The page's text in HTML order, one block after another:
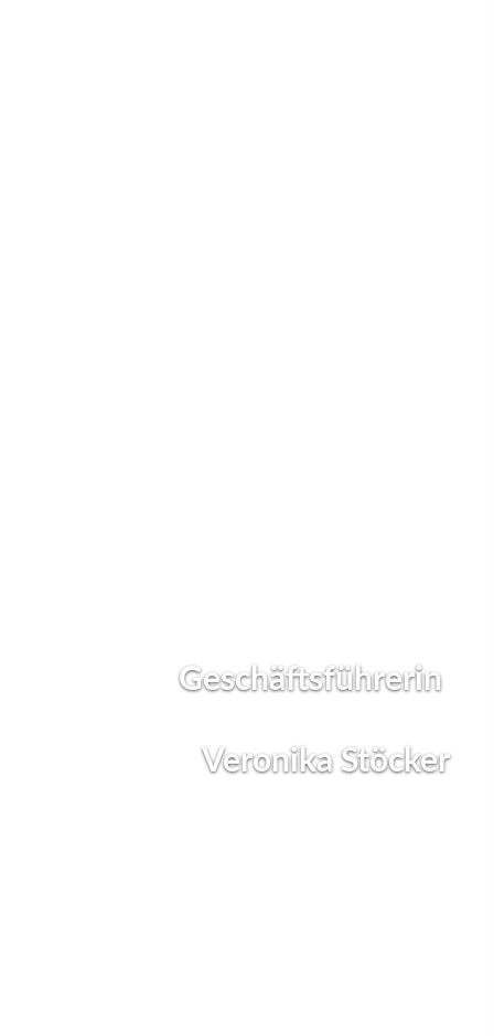
Geschäftsführerin
Veronika Stöcker